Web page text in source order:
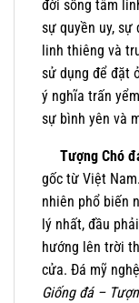
đời sống tâm
sự quyền uy, sự
linh thiêng và
sử dụng để đặt
ý nghĩa trấn
sự bình yên và
Tượng Chó
gốc từ Việt
nhiên phổ biến
lý nhất, đầu
hướng lên trời
cửa. Đá mỹ
Giống đá –